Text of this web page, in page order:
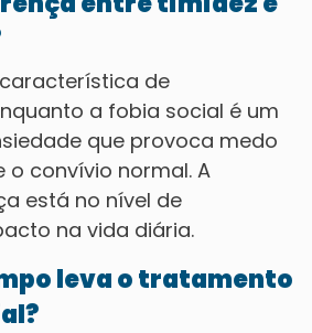
de
a fobia social é um
que provoca medo
o convívio normal. A
está no nível de
na vida diária.
leva o tratamento